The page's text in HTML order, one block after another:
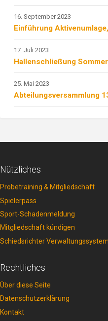
Einführung
16. September 2023
Hallenschließung
17. Juli 2023
Abteilungsversammlung
25. Mai 2023
Nützliches
Probetraining & Mitgliedschaft
Spielerpass
Sport-Schadenmeldung
Mitgliedschaft kündigen
Schiedsrichter Verwaltungssystem
Rechtliches
Über diese Seite
Datenschutzerklärung
Kontakt